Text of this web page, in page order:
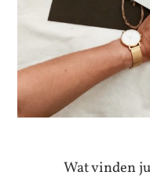
Wat vinden